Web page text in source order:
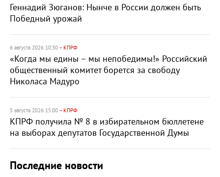
Геннадий Зюганов: Нынче в России должен быть
Победный урожай
6 августа 2026 10:30 – КПРФ
«Когда мы едины – мы непобедимы!» Российский
общественный комитет борется за свободу
Николаса Мадуро
5 августа 2026 15:00 – КПРФ
КПРФ получила № 8 в избирательном бюллетене
на выборах депутатов Государственной Думы
Последние новости